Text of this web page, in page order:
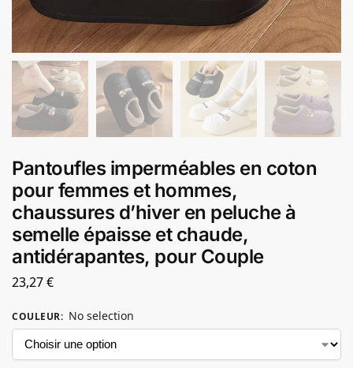
Pantoufles imperméables en coton
pour femmes et hommes,
chaussures d’hiver en peluche à
semelle épaisse et chaude,
antidérapantes, pour Couple
23,27€
COULEUR: No selection